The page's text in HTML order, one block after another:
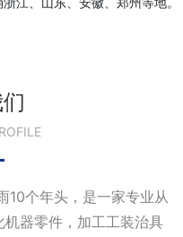
10个年头，是一家专业从
器零件，加工工装治具